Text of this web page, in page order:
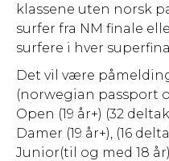
klassene uten norsk
surfer fra NM finale
surfere i hver
Det vil være
(norwegian passport
Open (19 år+) (32
Damer (19 år+), (16
Junior(til og med 18